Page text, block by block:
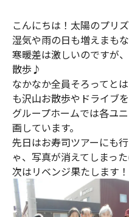
こんにちは！太陽のプリズ
湿気や雨の日も増えまも
寒暖差は激しいのですが
散歩♪
なかなか全員そろってと
も沢山お散歩やドライブ
グループホームでは各ユ
画しています。
先日はお寿司ツアーにも
ゃ、写真が消えてしまっ
次はリベンジ果たします！